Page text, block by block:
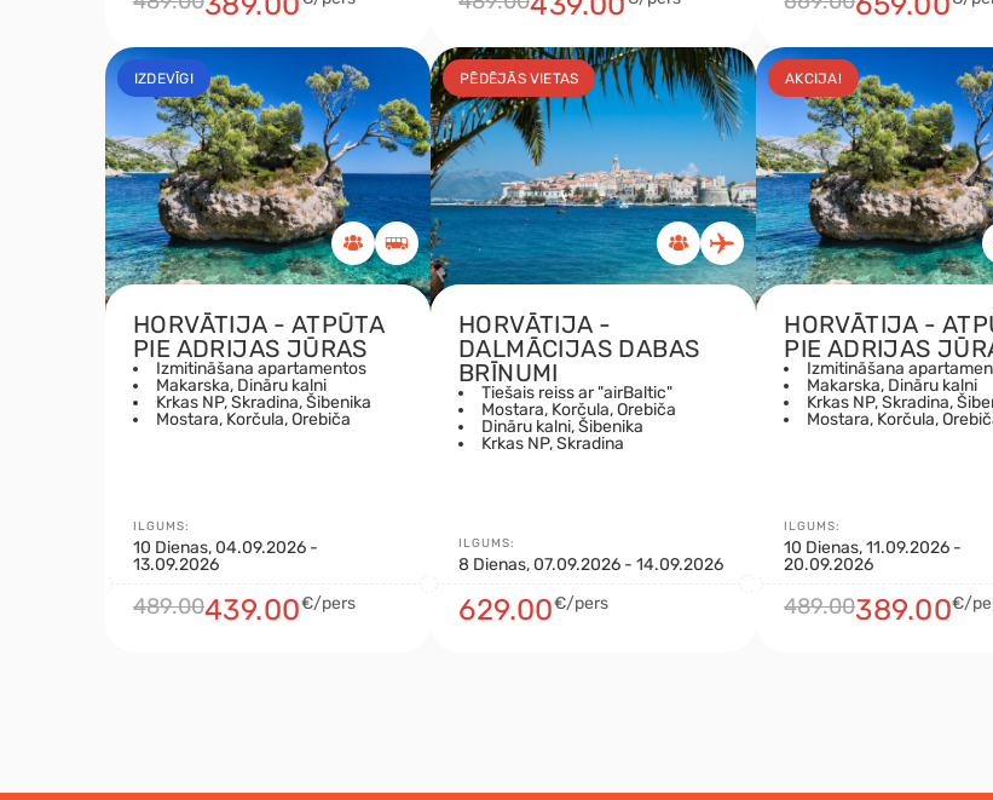
IZDEVĪGI
HORVĀTIJA - ATPŪTA
PIE ADRIJAS JŪRAS
Izmitināšana apartamentos
Makarska, Dināru kalni
Krkas NP, Skradina, Šibenika
Mostara, Korčula, Orebiča
ILGUMS:
10 Dienas, 04.09.2026 -
13.09.2026
489.00439.00€/pers
PĒDĒJĀS VIETAS
HORVĀTIJA -
DALMĀCIJAS DABAS
BRĪNUMI
Tiešais reiss ar "airBaltic"
Mostara, Korčula, Orebiča
Dināru kalni, Šibenika
Krkas NP, Skradina
ILGUMS:
8 Dienas, 07.09.2026 - 14.09.2026
629.00€/pers
AKCIJA!
HORVĀTIJA -
PIE ADRIJAS
Izmitināšana
Makarska, Dināru kalni
Krkas NP, Skradina,
Mostara, Korčula,
ILGUMS:
10 Dienas, 11.09.2026 -
20.09.2026
489.00389.00€/